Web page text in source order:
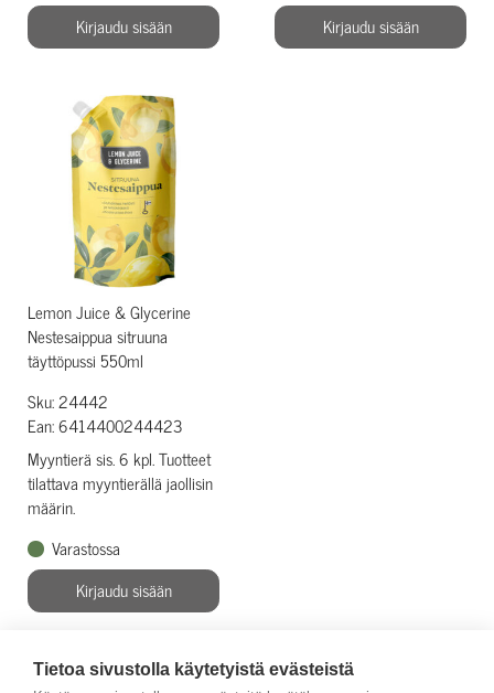
Tietoa sivustolla käytetyistä evästeistä
Kirjaudu sisään
Kirjaudu sisään
Lemon Juice & Glycerine
Nestesaippua sitruuna
täyttöpussi 550ml
Sku: 24442
Ean: 6414400244423
Myyntierä sis. 6 kpl. Tuotteet
tilattava myyntierällä jaollisin
määrin.
Varastossa
Kirjaudu sisään